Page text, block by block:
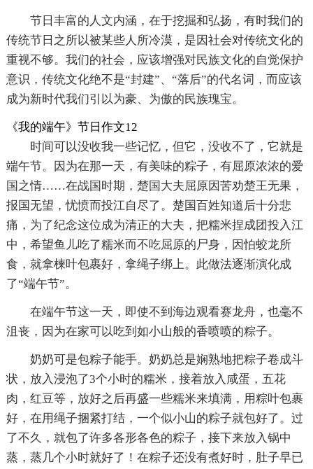
节日丰富的人文内涵，在于挖掘和弘扬，有时我们的
传统节日之所以被某些人所冷漠，是因社会对传统文化的
重视不够。我们的社会，应该增强对民族文化的自觉保护
意识，传统文化绝不是“封建”、“落后”的代名词，而应该
成为新时代我们引以为豪、为傲的民族瑰宝。
《我的端午》节日作文12
时间可以没收我一些记忆，但它，没收不了，它就是
端午节。因为在那一天，有美味的粽子，有屈原浓浓的爱
国之情……在战国时期，楚国大夫屈原因苦劝楚王无果，
报国无望，忧愤而投江自尽了。楚国百姓知道后十分悲
痛，为了纪念这位成为清正的大夫，把糯米捏成团投入江
中，希望鱼儿吃了糯米而不吃屈原的尸身，因怕蛟龙所
食，就拿楝叶包裹好，拿绳子绑上。此做法逐渐演化成
了“端午节”。
在端午节这一天，即使不到海边观看赛龙舟，也毫不
沮丧，因为在家可以吃到如小山般的香喷喷的粽子。
奶奶可是包粽子能手。奶奶总是娴熟地把粽子卷成斗
状，放入浸泡了3个小时的糯米，接着放入咸蛋，五花
肉，红豆等，放好之后再盛一些糯米来填满，用粽叶包裹
好，在用绳子捆紧打结，一个似小山的粽子就包好了。过
了不久，就包了许多各形各色的粽子，接下来放入锅中
蒸，蒸几个小时就好了！在粽子还没有煮好时，肚子早已